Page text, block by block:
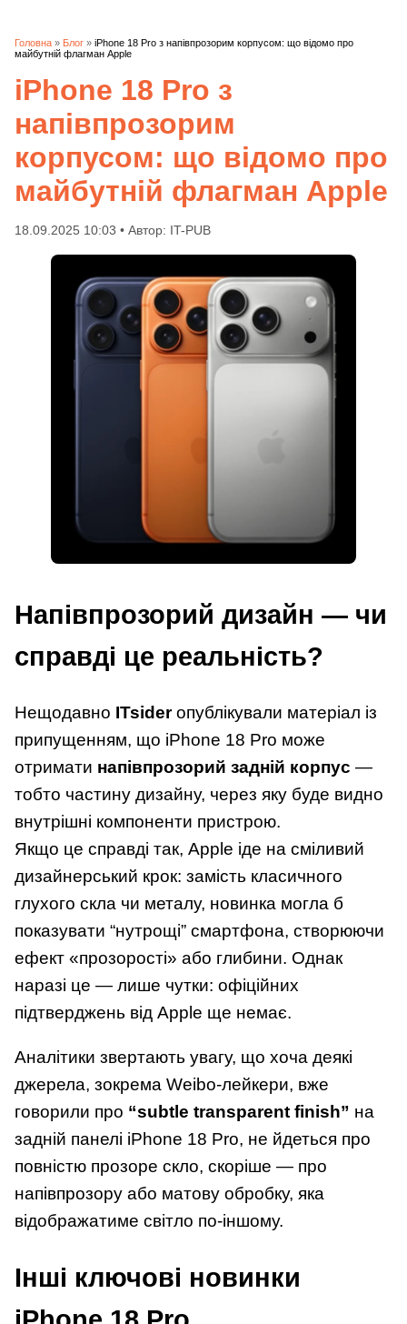
Головна » Блог » iPhone 18 Pro з напівпрозорим корпусом: що відомо про
майбутній флагман Apple
iPhone 18 Pro з
напівпрозорим
корпусом: що відомо про
майбутній флагман Apple
18.09.2025 10:03 • Автор: IT-PUB
Напівпрозорий дизайн — чи
справді це реальність?
Нещодавно ITsiderопублікували матеріал із
припущенням, що iPhone 18 Pro може
отримати напівпрозорий задній корпус —
тобто частину дизайну, через яку буде видно
внутрішні компоненти пристрою.
Якщо це справді так, Apple іде на сміливий
дизайнерський крок: замість класичного
глухого скла чи металу, новинка могла б
показувати “нутрощі” смартфона, створюючи
ефект «прозорості» або глибини. Однак
наразі це — лише чутки: офіційних
підтверджень від Apple ще немає.
Аналітики звертають увагу, що хоча деякі
джерела, зокрема Weibo-лейкери, вже
говорили про “subtle transparent finish” на
задній панелі iPhone 18 Pro, не йдеться про
повністю прозоре скло, скоріше — про
напівпрозору або матову обробку, яка
відображатиме світло по-іншому.
Інші ключові новинки